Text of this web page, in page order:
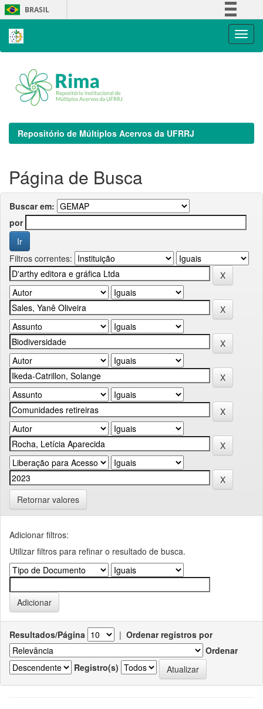
Skip
navigation
BRASIL
Repositório de Múltiplos Acervos da UFRRJ
Página de Busca
Buscar em:
por
Filtros correntes:
Retornar valores
Adicionar filtros:
Utilizar filtros para refinar o resultado de busca.
Resultados/Página | Ordenar registros por
Ordenar
Registro(s)